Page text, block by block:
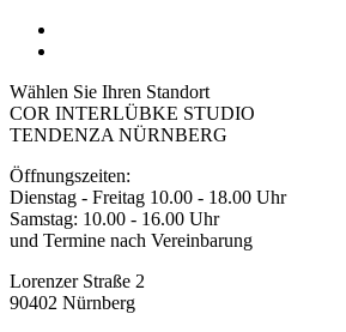
Wählen Sie Ihren Standort
COR INTERLÜBKE STUDIO
TENDENZA NÜRNBERG
Öffnungszeiten:
Dienstag - Freitag 10.00 - 18.00 Uhr
Samstag: 10.00 - 16.00 Uhr
und Termine nach Vereinbarung
Lorenzer Straße 2
90402 Nürnberg